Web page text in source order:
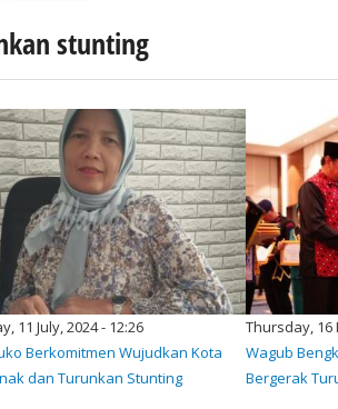
stunting
11 July, 2024 - 12:26
Berkomitmen Wujudkan Kota
dan Turunkan Stunting
Thursday, 16
Wagub
Bergerak